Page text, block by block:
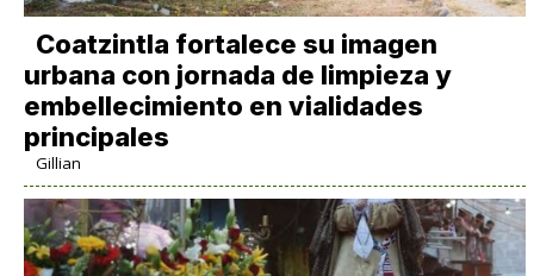
Coatzintla fortalece su imagen
urbana con jornada de limpieza y
embellecimiento en vialidades
principales
Gillian